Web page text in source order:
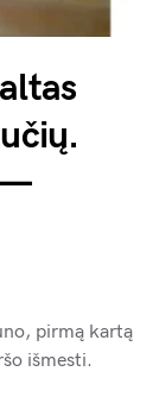
pirmą kartą
išmesti.